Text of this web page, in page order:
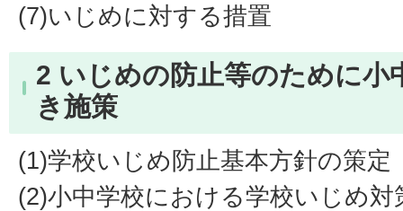
(7)いじめに対する措置
2 いじめの防止等のために小
き施策
(1)学校いじめ防止基本方針の策定
(2)小中学校における学校いじめ対